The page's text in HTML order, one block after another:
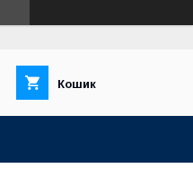
Кошик